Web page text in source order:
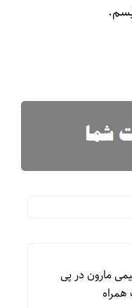
مارون در پی